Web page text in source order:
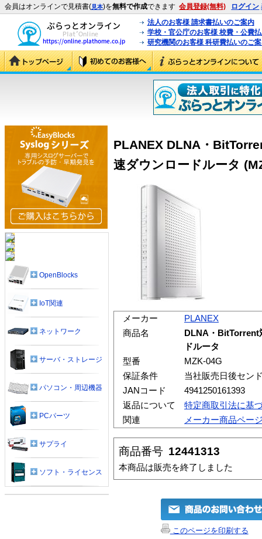
会員はオンラインで見積書(見本)を無料で作成できます 会員登録(無料) ログイン
法人のお客様 請求書払いのご案内
学校・官公庁のお客様 校費・公費
研究機関のお客様 科研費払いのご
PLANEX DLNA・
速ダウンロードルータ
メーカー
PLANEX
商品名
DLNA・BitTorrent
ドルータ
型番
MZK-04G
保証条件
当社販売日後セン
JANコード
4941250161393
返品について
特定商取引法に基
関連
メーカー商品ペー
商品番号 12441313
本商品は販売を終了しました
このページを印刷する
OpenBlocks
IoT関連
ネットワーク
サーバ・ストレージ
パソコン・周辺機器
PCパーツ
サプライ
ソフト・ライセンス